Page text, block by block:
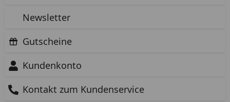
Newsletter
Gutscheine
Kundenkonto
Kontakt zum Kundenservice